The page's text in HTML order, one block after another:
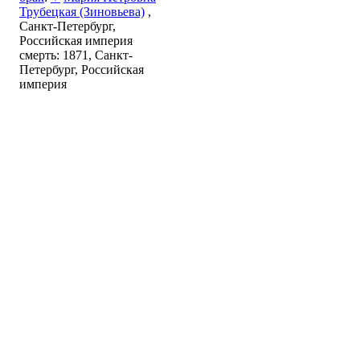
Трубецкая (Зиновьева) ,
Санкт-Петербург,
Российская империя
смерть: 1871, Санкт-
Петербург, Российская
империя